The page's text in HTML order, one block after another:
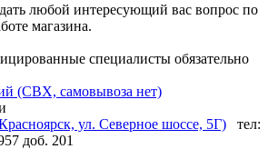
любой интересующий вас вопрос по
магазина.
специалисты обязательно
(СВХ, самовывоза нет)
ул. Северное шоссе, 5Г)
тел:
доб. 201